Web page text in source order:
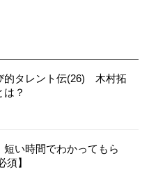
的タレント伝(26) 木村拓
？
短い時間でわかってもら
須】